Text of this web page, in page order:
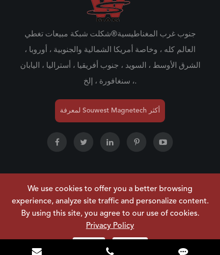
جنوب غرب المغناطيسية®شكلت شبكة مبيعات تغطي
العالم كله ، وخاصة أمريكا الشمالية والجنوبية ، أوروبا ،
الشرق الأوسط ، السويد ، جنوب أفريقيا ، أستراليا ، اليابان
، سنغافورة ، إلخ.
لمعرفة Souwest Magnetech أكثر
حقوق الطبع والنشر © NINGBO SOUWEST MAGNETECH
DEVELOPMENT CO.,LTD.
جميع الحقوق محفوظة.
خريطة الموقع | سياسة الخصوصية
We use cookies to offer you a better browsing
experience, analyze site traffic and personalize content.
By using this site, you agree to our use of cookies.
Privacy Policy